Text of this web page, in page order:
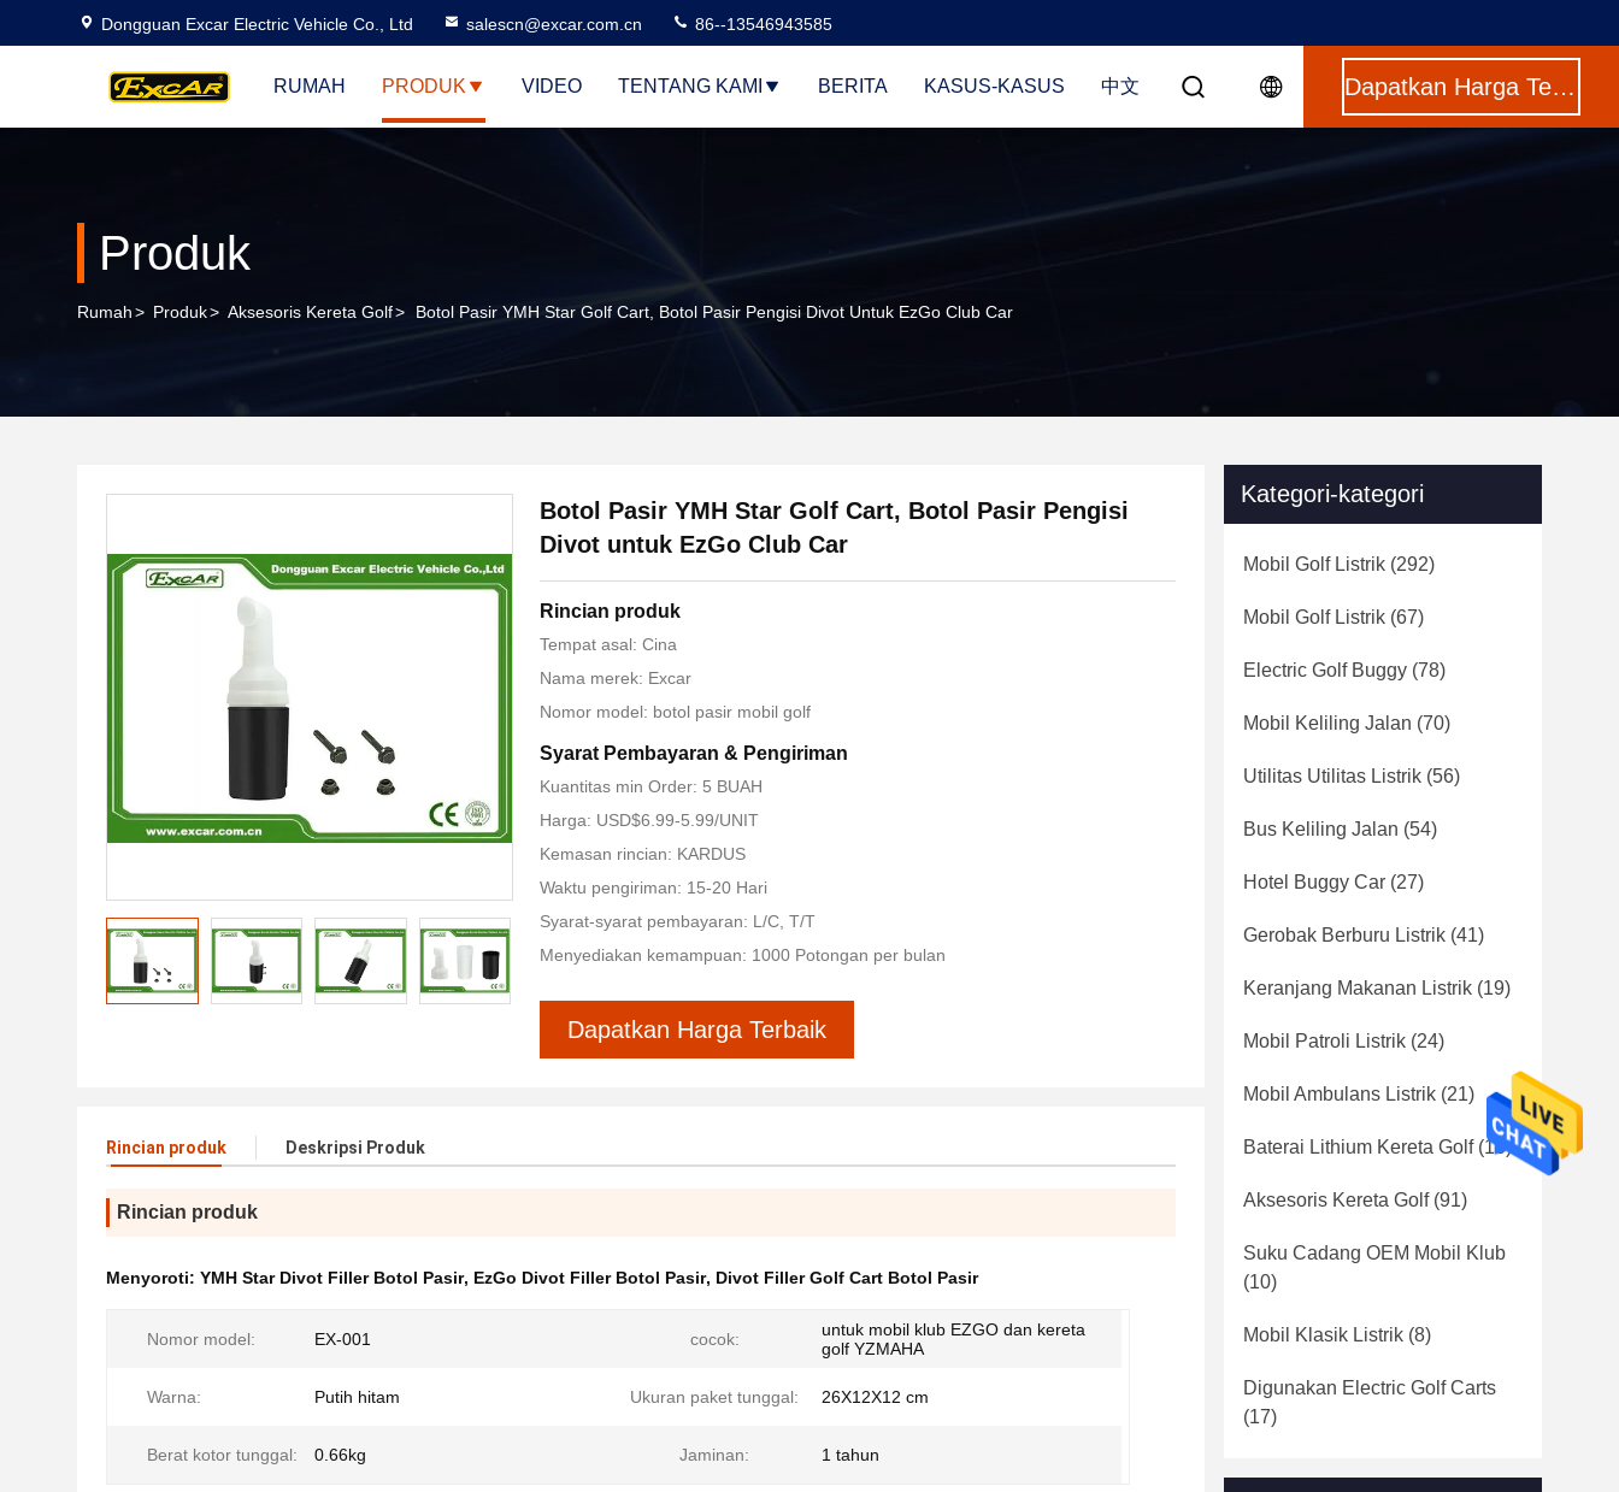
Dongguan Excar Electric Vehicle Co., Ltd salescn@excar.com.cn 86--13546943585
RUMAH PRODUK VIDEO TENTANG KAMI BERITA KASUS-KASUS 中文 Dapatkan Harga Terbaik
Produk
Rumah> Produk> Aksesoris Kereta Golf> Botol Pasir YMH Star Golf Cart, Botol Pasir Pengisi Divot Untuk EzGo Club Car
Botol Pasir YMH Star Golf Cart, Botol Pasir Pengisi
Divot untuk EzGo Club Car
Rincian produk
Tempat asal: Cina
Nama merek: Excar
Nomor model: botol pasir mobil golf
Syarat Pembayaran & Pengiriman
Kuantitas min Order: 5 BUAH
Harga: USD$6.99-5.99/UNIT
Kemasan rincian: KARDUS
Waktu pengiriman: 15-20 Hari
Syarat-syarat pembayaran: L/C, T/T
Menyediakan kemampuan: 1000 Potongan per bulan
Dapatkan Harga Terbaik
Rincian produk Deskripsi Produk
Rincian produk
Menyoroti: YMH Star Divot Filler Botol Pasir, EzGo Divot Filler Botol Pasir, Divot Filler Golf Cart Botol Pasir
Nomor model: EX-001 cocok:
untuk mobil klub EZGO dan kereta
golf YZMAHA
Warna: Putih hitam Ukuran paket tunggal: 26X12X12 cm
Berat kotor tunggal: 0.66kg Jaminan: 1 tahun
Kategori-kategori
Mobil Golf Listrik (292)
Mobil Golf Listrik (67)
Electric Golf Buggy (78)
Mobil Keliling Jalan (70)
Utilitas Utilitas Listrik (56)
Bus Keliling Jalan (54)
Hotel Buggy Car (27)
Gerobak Berburu Listrik (41)
Keranjang Makanan Listrik (19)
Mobil Patroli Listrik (24)
Mobil Ambulans Listrik (21)
Baterai Lithium Kereta Golf(16)
Aksesoris Kereta Golf(91)
Suku Cadang OEM Mobil Klub
(10)
Mobil Klasik Listrik (8)
Digunakan Electric Golf Carts
(17)